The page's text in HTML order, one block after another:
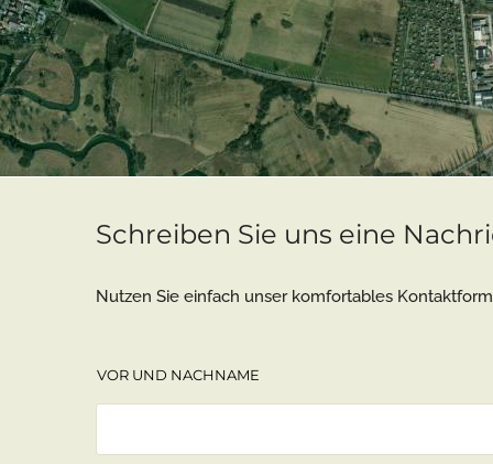
Schreiben Sie uns eine
Nutzen Sie einfach unser komfortables
VOR UND NACHNAME